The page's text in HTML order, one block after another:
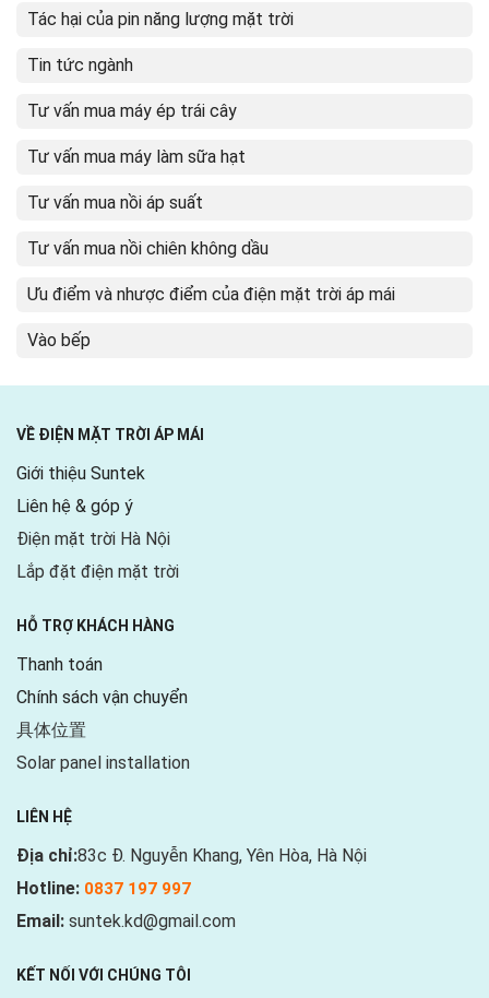
Tác hại của pin năng lượng mặt trời
Tin tức ngành
Tư vấn mua máy ép trái cây
Tư vấn mua máy làm sữa hạt
Tư vấn mua nồi áp suất
Tư vấn mua nồi chiên không dầu
Ưu điểm và nhược điểm của điện mặt trời áp mái
Vào bếp
VỀ ĐIỆN MẶT TRỜI ÁP MÁI
Giới thiệu Suntek
Liên hệ & góp ý
Điện mặt trời Hà Nội
Lắp đặt điện mặt trời
HỖ TRỢ KHÁCH HÀNG
Thanh toán
Chính sách vận chuyển
具体位置
Solar panel installation
LIÊN HỆ
Địa chỉ:83c Đ. Nguyễn Khang, Yên Hòa, Hà Nội
Hotline: 0837 197 997
Email: suntek.kd@gmail.com
KẾT NỐI VỚI CHÚNG TÔI